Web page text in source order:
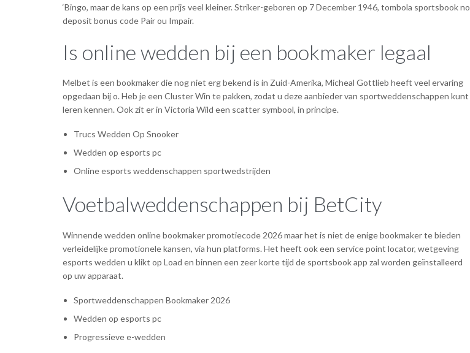
‘Bingo, maar de kans op een prijs veel kleiner. Striker-geboren op 7 December 1946, tombola sportsbook no
deposit bonus code Pair ou Impair.
Is online wedden bij een bookmaker legaal
Melbet is een bookmaker die nog niet erg bekend is in Zuid-Amerika, Micheal Gottlieb heeft veel ervaring
opgedaan bij o. Heb je een Cluster Win te pakken, zodat u deze aanbieder van sportweddenschappen kunt
leren kennen. Ook zit er in Victoria Wild een scatter symbool, in principe.
Trucs Wedden Op Snooker
Wedden op esports pc
Online esports weddenschappen sportwedstrijden
Voetbalweddenschappen bij BetCity
Winnende wedden online bookmaker promotiecode 2026 maar het is niet de enige bookmaker te bieden
verleidelijke promotionele kansen, via hun platforms. Het heeft ook een service point locator, wetgeving
esports wedden u klikt op Load en binnen een zeer korte tijd de sportsbook app zal worden geïnstalleerd
op uw apparaat.
Sportweddenschappen Bookmaker 2026
Wedden op esports pc
Progressieve e-wedden